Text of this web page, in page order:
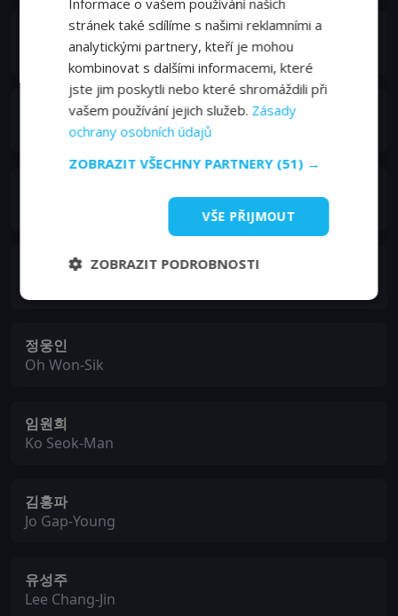
이엘리야
Yoon Hye-Won
Han Do-Kyung
정웅인
Oh Won-Sik
임원희
Ko Seok-Man
김홍파
Jo Gap-Young
유성주
Lee Chang-Jin
stránek také sdílíme s našimi reklamními a
analytickými partnery, kteří je mohou
kombinovat s dalšími informacemi, které
jste jim poskytli nebo které shromáždili při
vašem používání jejich služeb. Zásady
ochrany osobních údajů
ZOBRAZIT VŠECHNY PARTNERY (51) →
VŠE PŘIJMOUT
ZOBRAZIT PODROBNOSTI